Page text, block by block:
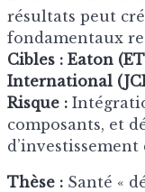
résultats peut
fondamentaux
Cibles : Eaton
International
Risque :
composants, et
d’investissement
Thèse : Santé «